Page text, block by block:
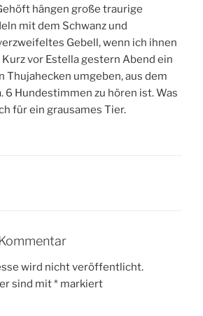
hängen große traurige
mit dem Schwanz und
Gebell, wenn ich ihnen
Kurz vor Estella gestern Abend ein
Thujahecken umgeben, aus dem
6 Hundestimmen zu hören ist. Was
für ein grausames Tier.
wird nicht veröffentlicht.
sind mit* markiert